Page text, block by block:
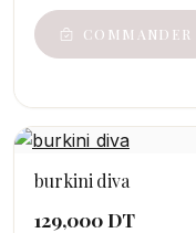
COMMANDER
burkini diva
129,000 DT